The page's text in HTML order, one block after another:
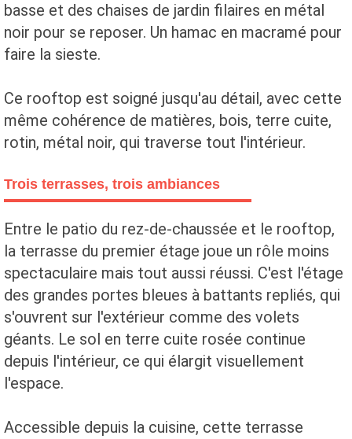
basse et des chaises de jardin filaires en métal
noir pour se reposer. Un hamac en macramé pour
faire la sieste.
Ce rooftop est soigné jusqu'au détail, avec cette
même cohérence de matières, bois, terre cuite,
rotin, métal noir, qui traverse tout l'intérieur.
Trois terrasses, trois ambiances
Entre le patio du rez-de-chaussée et le rooftop,
la terrasse du premier étage joue un rôle moins
spectaculaire mais tout aussi réussi. C'est l'étage
des grandes portes bleues à battants repliés, qui
s'ouvrent sur l'extérieur comme des volets
géants. Le sol en terre cuite rosée continue
depuis l'intérieur, ce qui élargit visuellement
l'espace.
Accessible depuis la cuisine, cette terrasse